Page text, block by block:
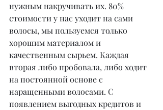
нужным накручивать их. 80%
стоимости у нас уходит на сами
волосы, мы пользуемся только
хорошим материалом и
качественным сырьем. Каждая
вторая либо пробовала, либо ходит
на постоянной основе с
наращенными волосами. С
появлением выгодных кредитов и